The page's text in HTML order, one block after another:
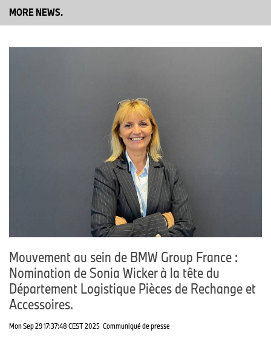
Vincent Salimon, président du directoire BMW Group
Thomas Ruhnau, Directeur général et financier BMW Group
Guillaume de Sazilly, directeur des ventes BMW
Estelle Le Noé, directrice marketing BMW
Maud Baudry, directrice des ventes véhicules d'occasion
Fabrice de Margerie, directeur MINI
Antoine Bourbonneux, directeur BMW Motorrad
Sébastien Forget, directeur des services à la clientèle BMW
Ludovic Leguem, directeur de la communication et des
affaires publiques BMW Group
MORE NEWS.
Mouvement au sein de BMW Group France :
Nomination de Sonia Wicker à la tête du
Département Logistique Pièces de Rechange et
Accessoires.
Mon Sep 29 17:37:48 CEST 2025 Communiqué de presse